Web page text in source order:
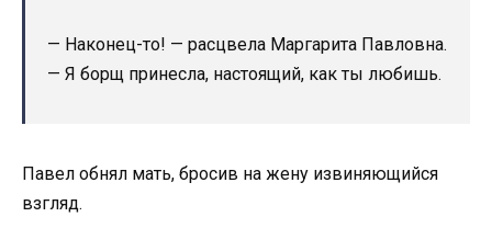
— Наконец-то! — расцвела Маргарита Павловна.
— Я борщ принесла, настоящий, как ты любишь.
Павел обнял мать, бросив на жену извиняющийся
взгляд.